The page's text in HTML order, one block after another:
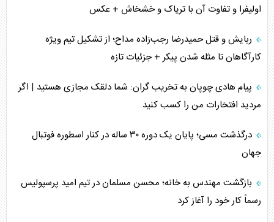
پشت‌پرده خشم ترامپ از رسانه‌های منتقد
چگونه مقاومت صحنه جنگ را تغییر می‌دهد؟
جنگ رمضان و معضل حضور نظامیان آمریکایی
تحلیل جامع پدیده تراستی‌ها
تأثیر جنگ ایران و آمریکا بر اقتصاد جهانی
اربعین، کابوس مشترک تل‌آویو-واشنگتن
اولیفرا و تفاوت آن با تریاک و خشخاش + عکس
ربایش و قتل حمیدرضا رجب‌زاده مداح؛ از تشکیل تیم ویژه
کارآگاهان تا مثله شدن پیکر + جزئیات تازه
پیام هادی چوپان به تخریب گران: شما دلقک مجازی هستید | اگر
مردید افتخارات من را کسب کنید
درگذشت مسی؛ پایان یک دوره ۳۰ ساله در کنار اسطوره فوتبال
جهان
بازگشت مهندس به خانه؛ محسن مسلمان در تیم امید پرسپولیس
رسماً کار خود را آغاز کرد